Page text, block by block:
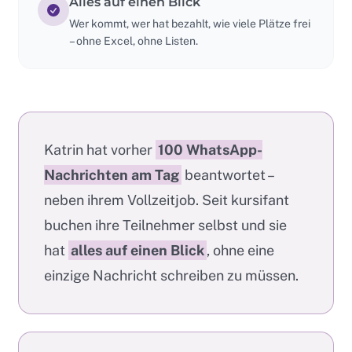
Wer kommt, wer hat bezahlt, wie viele Plätze frei
– ohne Excel, ohne Listen.
Katrin hat vorher 100 WhatsApp-
Nachrichten am Tag beantwortet –
neben ihrem Vollzeitjob. Seit kursifant
buchen ihre Teilnehmer selbst und sie
hat alles auf einen Blick, ohne eine
einzige Nachricht schreiben zu müssen.